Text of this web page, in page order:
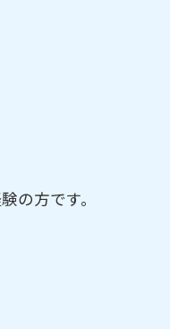
の方です。